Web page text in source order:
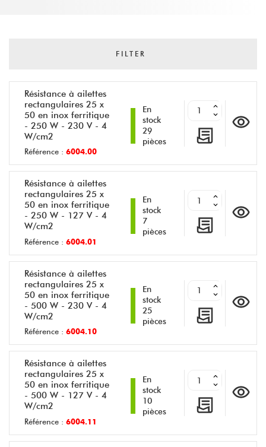
FILTER
Résistance à ailettes
rectangulaires 25 x
50 en inox ferritique
- 250 W - 230 V - 4
W/cm2
Référence : 6004.00
En
stock
29
pièces
Résistance à ailettes
rectangulaires 25 x
50 en inox ferritique
- 250 W - 127 V - 4
W/cm2
Référence : 6004.01
En
stock
7
pièces
Résistance à ailettes
rectangulaires 25 x
50 en inox ferritique
- 500 W - 230 V - 4
W/cm2
Référence : 6004.10
En
stock
25
pièces
Résistance à ailettes
rectangulaires 25 x
50 en inox ferritique
- 500 W - 127 V - 4
W/cm2
Référence : 6004.11
En
stock
10
pièces